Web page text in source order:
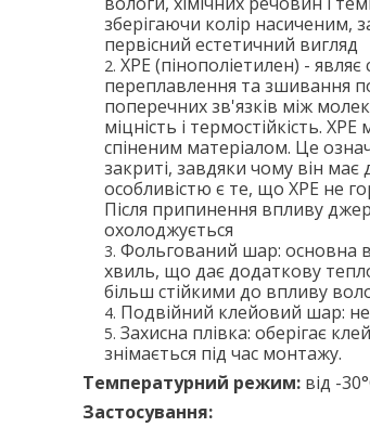
зберігаючи колір насиченим,
первісний естетичний вигляд
XPE (пінополіетилен) -
переплавлення та зшивання
поперечних зв'язків між
міцність і термостійкість.
спіненим матеріалом. Це
закриті, завдяки чому він має
особливістю є те, що ХРЕ не
Після припинення впливу
охолоджується
Фольгований шар: основна
хвиль, що дає додаткову
більш стійкими до впливу
Подвійний клейовий шар:
Захисна плівка: оберігає
знімається під час монтажу.
Температурний режим: від -
Застосування: